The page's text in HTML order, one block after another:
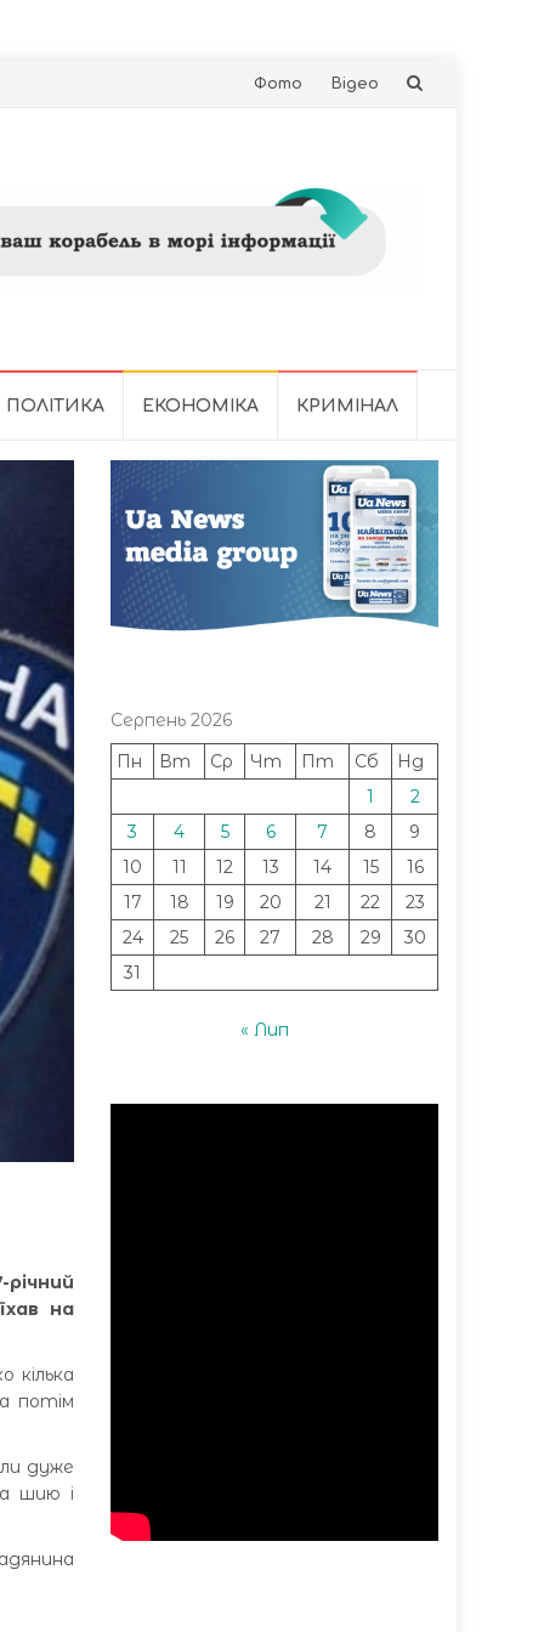
Skip
Фото Відео
ПОЛІТИКА ЕКОНОМІКА КРИМІНАЛ
на
кілька
потім
дуже
шию і
Серпень 2026
Пн
Вт Ср Чт Пт Сб
Нд
1
2
3
4 5 6 7 8
9
10
11 12 13 14 15
16
17
18 19 20 21 22
23
24
25 26 27 28 29
30
31
« Лип